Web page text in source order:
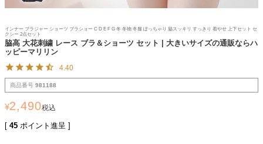
インナー ブラジャー ショーツ ブラショー C D E F G 冬 冬物 冬服 ぽっちゃり 脇スッキリ すっきり 着やせ 上下セット セ
クシー 2点セット
脇高 大花刺繍 レース ブラ＆ショーツ セット | 大きいサイズの通販ならハ
ッピーマリリン
4.40
商品番号 981188
¥2,490税込
[ 45 ポイント進呈 ]